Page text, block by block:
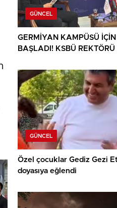
GÜNCEL
GERMİYAN KAMPÜSÜ İÇİN
BAŞLADI! KSBÜ REKTÖRÜ
GÜNCEL
Özel çocuklar Gediz Gezi
doyasıya eğlendi